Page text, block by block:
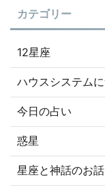
カテゴリー
12星座
ハウスシステム
今日の占い
惑星
星座と神話のお話